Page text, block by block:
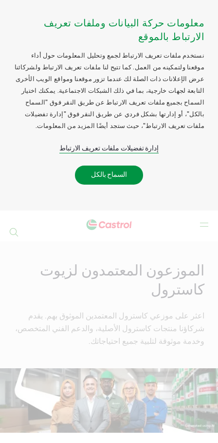
معلومات حركة البيانات وملفات تعريف
الارتباط بالموقع
نستخدم ملفات تعريف الارتباط لجمع وتحليل المعلومات حول أداء
موقعنا ولتمكينه من العمل. كما تتيح لنا ملفات تعريف الارتباط ولشركائنا
عرض الإعلانات ذات الصلة لك عندما تزور موقعنا ومواقع الويب الأخرى
التابعة لجهات خارجية، بما في ذلك الشبكات الاجتماعية. يمكنك اختيار
السماح بجميع ملفات تعريف الارتباط عن طريق النقر فوق "السماح
بالكل"، أو إدارتها بشكل فردي عن طريق النقر فوق "إدارة تفضيلات
ملفات تعريف الارتباط"، حيث ستجد أيضًا المزيد من المعلومات.
إدارة تفضيلات ملفات تعريف الارتباط
السماح بالكل
الموزعون المعتمدون لزيوت
كاسترول
اعثر على موزعي كاسترول المعتمدين الموثوق بهم. يقدم
شركاؤنا منتجات كاسترول الأصلية، والدعم الفني المتخصص،
وخدمة موثوقة لتلبية جميع احتياجاتك.